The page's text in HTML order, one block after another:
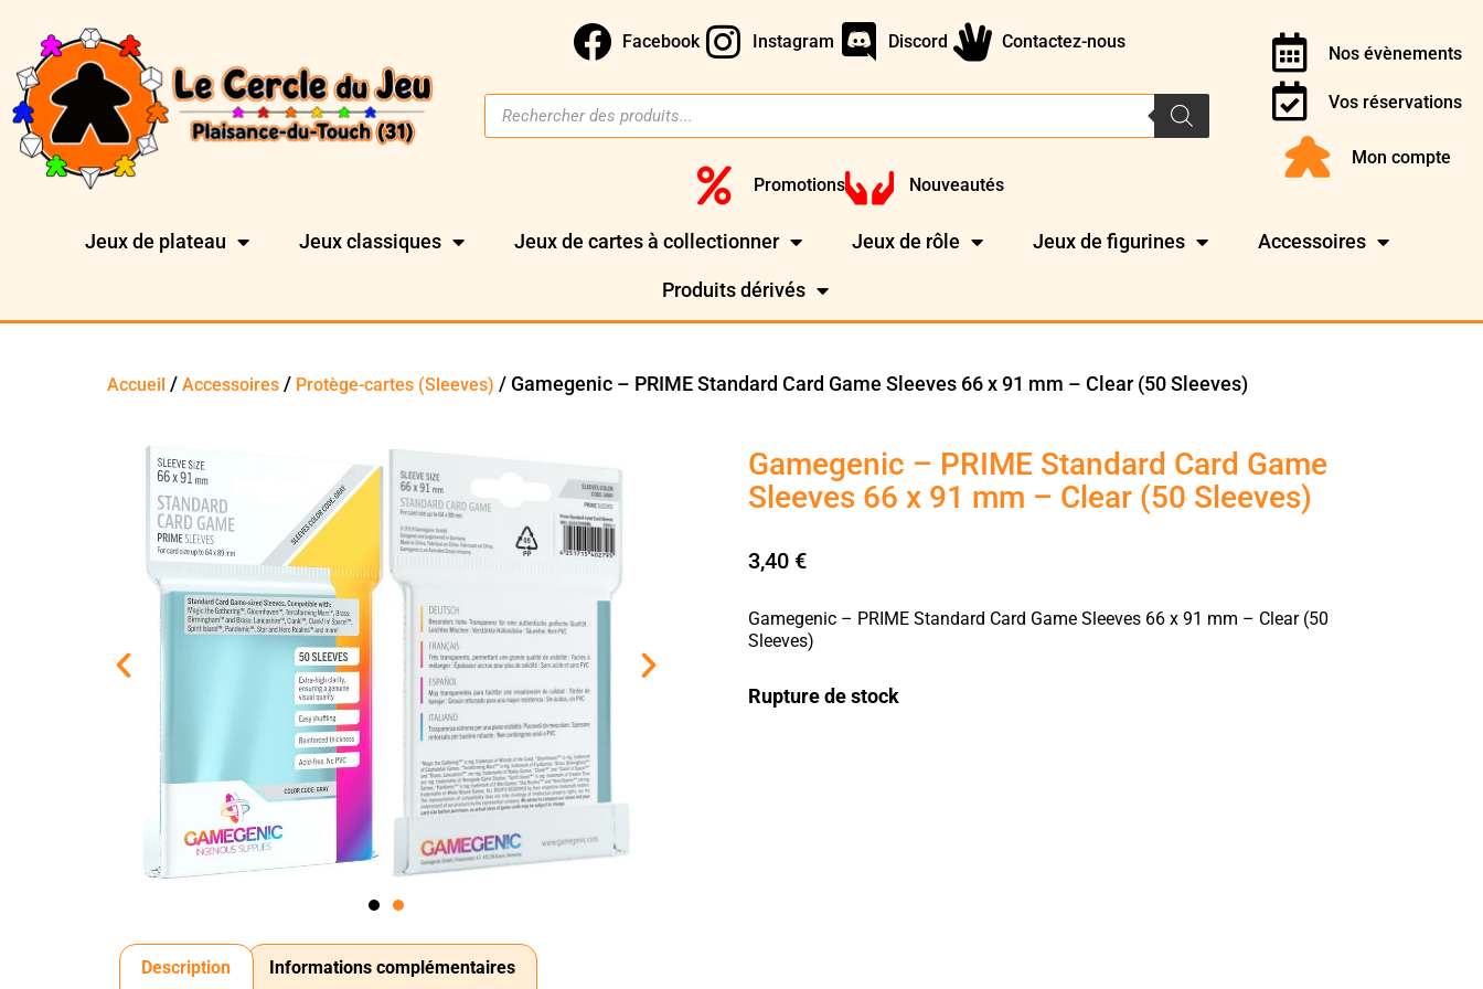
Facebook Instagram Discord Contactez-nous
Promotions Nouveautés
Nos évènements
Vos réservations
Mon compte
Jeux de plateau Jeux classiques Jeux de cartes à collectionner Jeux de rôle Jeux de figurines Accessoires
Produits dérivés
Accueil /Accessoires / Protège-cartes (Sleeves) / Gamegenic – PRIME Standard Card Game Sleeves 66 x 91 mm – Clear (50 Sleeves)
Gamegenic – PRIME Standard Card Game
Sleeves 66 x 91 mm – Clear (50 Sleeves)
3,40 €
Gamegenic – PRIME Standard Card Game Sleeves 66 x 91 mm – Clear (50
Sleeves)
Rupture de stock
Description Informations complémentaires